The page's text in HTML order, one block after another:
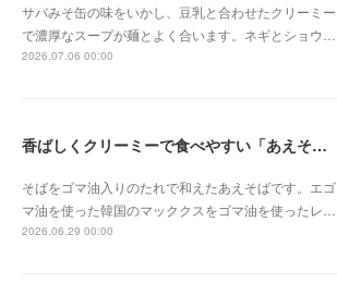
サバみそ缶の味をいかし、豆乳と合わせたクリーミー
で濃厚なスープが麺とよく合います。ネギとショウ…
2026.07.06 00:00
香ばしくクリーミーで食べやすい「あえそば」
そばをゴマ油入りのたれで和えたあえそばです。エゴ
マ油を使った韓国のマッククスをゴマ油を使ったレ…
2026.06.29 00:00